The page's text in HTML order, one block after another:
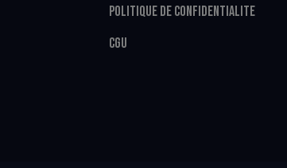
POLITIQUE DE CONFIDENTIALITE
CGU